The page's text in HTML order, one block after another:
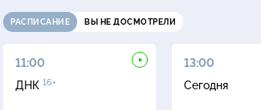
РАСПИСАНИЕ ВЫ НЕ ДОСМОТРЕЛИ
11:00
ДНК 16+
13:00
Сегодня